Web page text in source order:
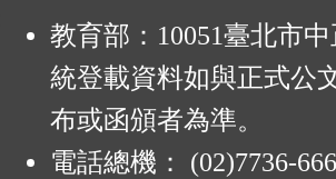
教育部：10051臺北市
統登載資料如與正式公
布或函頒者為準。
電話總機： (02)7736-